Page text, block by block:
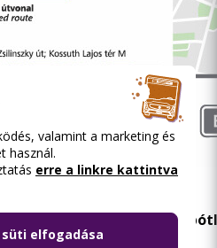
jelenik meg a grafika)
az M3-as
valamint a marketing és
használ.
erre a linkre kattintva
süti elfogadása